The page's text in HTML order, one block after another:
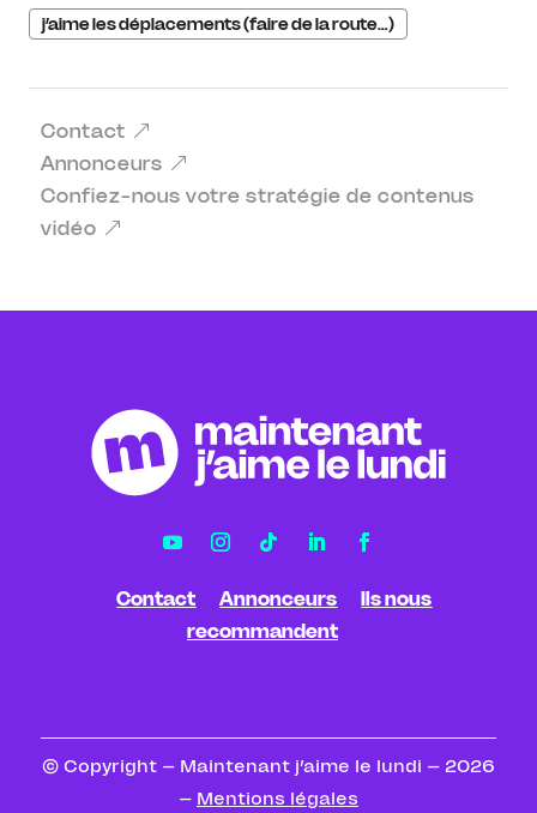
j’aime les déplacements (faire de la route…)
Contact
Annonceurs
Confiez-nous votre stratégie de contenus
vidéo
Contact Annonceurs
Ils nous
recommandent
© Copyright – Maintenant j’aime le lundi – 2026
– Mentions légales